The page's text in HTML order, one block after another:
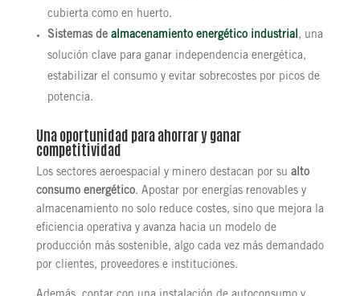
cubierta como en huerto.
Sistemas de almacenamiento energético industrial , una
solución clave para ganar independencia energética,
estabilizar el consumo y evitar sobrecostes por picos de
potencia.
Una oportunidad para ahorrar y ganar
competitividad
Los sectores aeroespacial y minero destacan por su alto
consumo energético. Apostar por energías renovables y
almacenamiento no solo reduce costes, sino que mejora la
eficiencia operativa y avanza hacia un modelo de
producción más sostenible, algo cada vez más demandado
por clientes, proveedores e instituciones.